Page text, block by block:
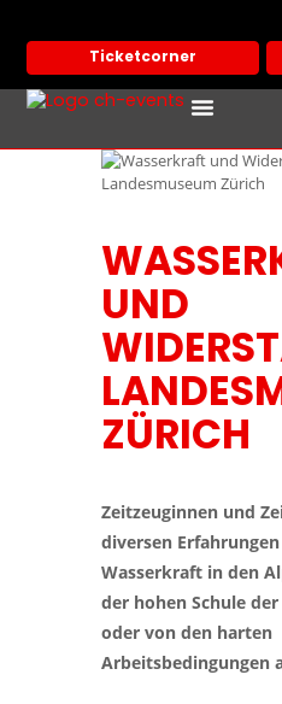
Ticketcorner
UND
ZÜRICH
Zeitzeuginnen und
diversen
Wasserkraft in den
der hohen Schule
oder von den harten
Arbeitsbedingungen